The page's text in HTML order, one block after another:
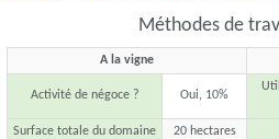
Méthodes de
A la vigne
Activité de négoce ? Oui, 10%
Surface totale du domaine 20 hectares